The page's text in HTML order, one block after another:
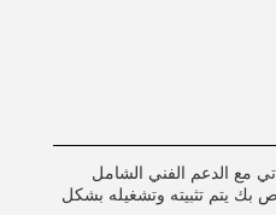
مع الدعم الفني الشامل
بك يتم تثبيته وتشغيله بشكل